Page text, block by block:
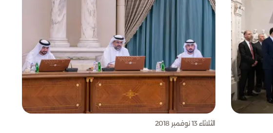
الثلاثاء 13 نوفمبر 2018